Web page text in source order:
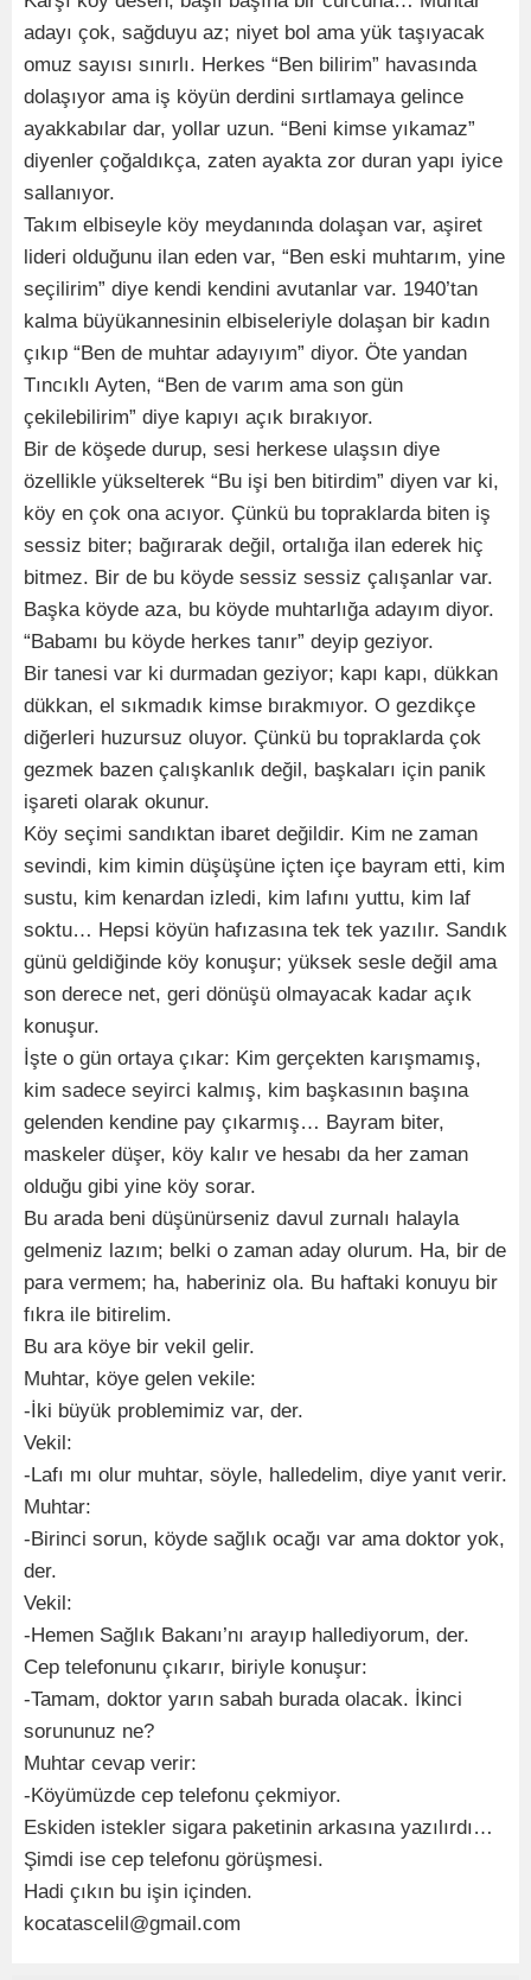
adayı çok, sağduyu az; niyet bol ama yük taşıyacak
omuz sayısı sınırlı. Herkes “Ben bilirim” havasında
dolaşıyor ama iş köyün derdini sırtlamaya gelince
ayakkabılar dar, yollar uzun. “Beni kimse yıkamaz”
diyenler çoğaldıkça, zaten ayakta zor duran yapı iyice
sallanıyor.
Takım elbiseyle köy meydanında dolaşan var, aşiret
lideri olduğunu ilan eden var, “Ben eski muhtarım, yine
seçilirim” diye kendi kendini avutanlar var. 1940’tan
kalma büyükannesinin elbiseleriyle dolaşan bir kadın
çıkıp “Ben de muhtar adayıyım” diyor. Öte yandan
Tıncıklı Ayten, “Ben de varım ama son gün
çekilebilirim” diye kapıyı açık bırakıyor.
Bir de köşede durup, sesi herkese ulaşsın diye
özellikle yükselterek “Bu işi ben bitirdim” diyen var ki,
köy en çok ona acıyor. Çünkü bu topraklarda biten iş
sessiz biter; bağırarak değil, ortalığa ilan ederek hiç
bitmez. Bir de bu köyde sessiz sessiz çalışanlar var.
Başka köyde aza, bu köyde muhtarlığa adayım diyor.
“Babamı bu köyde herkes tanır” deyip geziyor.
Bir tanesi var ki durmadan geziyor; kapı kapı, dükkan
dükkan, el sıkmadık kimse bırakmıyor. O gezdikçe
diğerleri huzursuz oluyor. Çünkü bu topraklarda çok
gezmek bazen çalışkanlık değil, başkaları için panik
işareti olarak okunur.
Köy seçimi sandıktan ibaret değildir. Kim ne zaman
sevindi, kim kimin düşüşüne içten içe bayram etti, kim
sustu, kim kenardan izledi, kim lafını yuttu, kim laf
soktu… Hepsi köyün hafızasına tek tek yazılır. Sandık
günü geldiğinde köy konuşur; yüksek sesle değil ama
son derece net, geri dönüşü olmayacak kadar açık
konuşur.
İşte o gün ortaya çıkar: Kim gerçekten karışmamış,
kim sadece seyirci kalmış, kim başkasının başına
gelenden kendine pay çıkarmış… Bayram biter,
maskeler düşer, köy kalır ve hesabı da her zaman
olduğu gibi yine köy sorar.
Bu arada beni düşünürseniz davul zurnalı halayla
gelmeniz lazım; belki o zaman aday olurum. Ha, bir de
para vermem; ha, haberiniz ola. Bu haftaki konuyu bir
fıkra ile bitirelim.
Bu ara köye bir vekil gelir.
Muhtar, köye gelen vekile:
-İki büyük problemimiz var, der.
Vekil:
-Lafı mı olur muhtar, söyle, halledelim, diye yanıt verir.
Muhtar:
-Birinci sorun, köyde sağlık ocağı var ama doktor yok,
der.
Vekil:
-Hemen Sağlık Bakanı’nı arayıp hallediyorum, der.
Cep telefonunu çıkarır, biriyle konuşur:
-Tamam, doktor yarın sabah burada olacak. İkinci
sorununuz ne?
Muhtar cevap verir:
-Köyümüzde cep telefonu çekmiyor.
Eskiden istekler sigara paketinin arkasına yazılırdı…
Şimdi ise cep telefonu görüşmesi.
Hadi çıkın bu işin içinden.
kocatascelil@gmail.com